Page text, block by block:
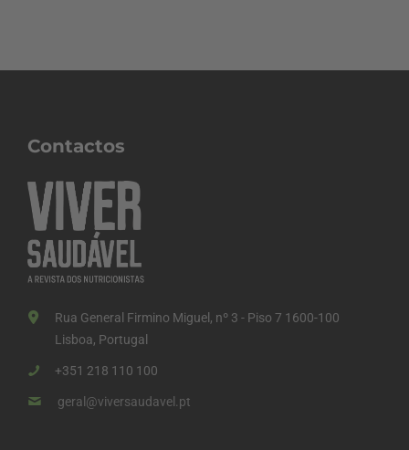
Contactos
Rua General Firmino Miguel, nº 3 - Piso 7 1600-100
Lisboa, Portugal
+351 218 110 100
geral@viversaudavel.pt